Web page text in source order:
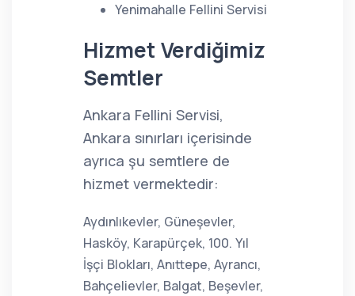
Yenimahalle Fellini Servisi
Hizmet Verdiğimiz
Semtler
Ankara Fellini Servisi,
Ankara sınırları içerisinde
ayrıca şu semtlere de
hizmet vermektedir:
Aydınlıkevler, Güneşevler,
Hasköy, Karapürçek, 100. Yıl
İşçi Blokları, Anıttepe, Ayrancı,
Bahçelievler, Balgat, Beşevler,